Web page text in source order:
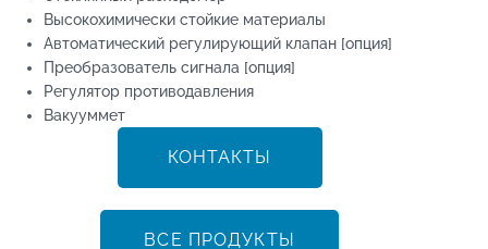
Высокохимически стойкие материалы
Автоматический регулирующий клапан [опция]
Преобразователь сигнала [опция]
Регулятор противодавления
Вакууммет
КОНТАКТЫ
ВСЕ ПРОДУКТЫ